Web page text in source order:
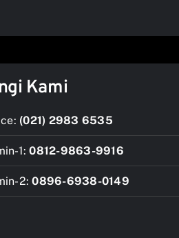
Kami
(021) 2983 6535
1:0812-9863-9916
2:0896-6938-0149